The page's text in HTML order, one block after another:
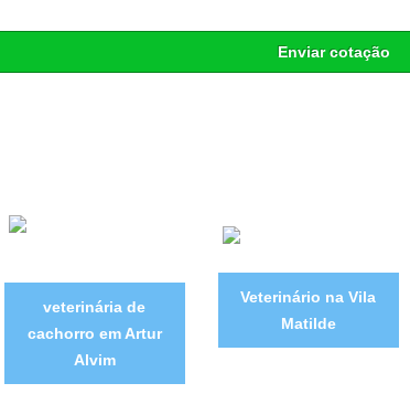
Enviar cotação
veterinária de
cachorro em Artur
Alvim
Veterinário na Vila
Matilde